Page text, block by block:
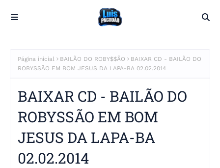
Página inicial BAILÃO DO ROBY$$ÃO
BAIXAR CD - BAILÃO DO
ROBYSSÃO EM BOM JESUS DA LAPA-BA 02.02.2014
BAIXAR CD - BAILÃO DO
ROBYSSÃO EM BOM
JESUS DA LAPA-BA
02.02.2014